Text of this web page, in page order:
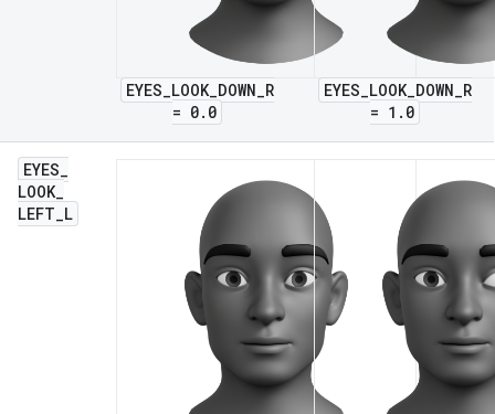
EYES_LOOK_DOWN_R
= 0.0
EYES_LOOK_DOWN_R
= 1.0
EYES_
LOOK_
LEFT_L